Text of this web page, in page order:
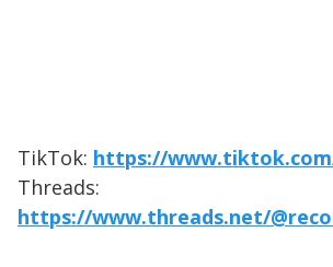
TikTok: https://
Threads:
https://www.threads.net/